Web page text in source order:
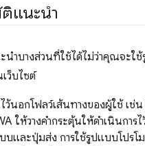
แนะนำ
ำบางส่วนที่ใช้ได้ไม่ว่าคุณจะใ
ว็บไซต์
ว้นอกโฟลว์เส้นทางของผู้ใช้ เช่
ให้วางคำกระตุ้นให้ดำเนินการ
บและปุ่มส่ง การใช้รูปแบบโปร